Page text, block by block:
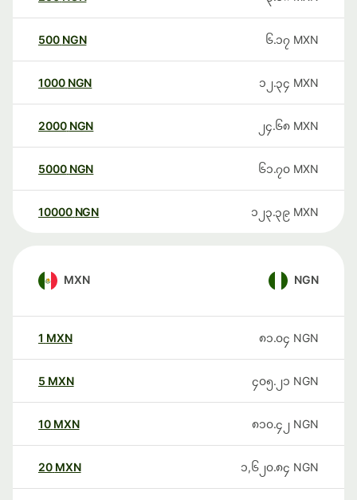
500 NGN ၆.၁၇ MXN
1000 NGN ၁၂.၃၄ MXN
2000 NGN ၂၄.၆၈ MXN
5000 NGN ၆၁.၇၀ MXN
10000 NGN ၁၂၃.၃၉ MXN
MXN NGN
1 MXN ၈၁.၀၄ NGN
5 MXN ၄၀၅.၂၁ NGN
10 MXN ၈၁၀.၄၂ NGN
20 MXN ၁,၆၂၀.၈၄ NGN